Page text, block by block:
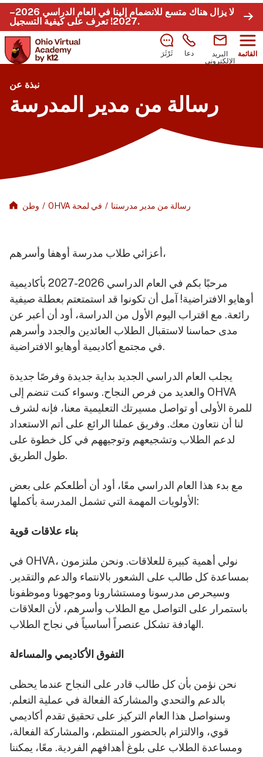
لا يزال هناك متسع للانضمام إلينا في العام الدراسي 2026–
2027! تعرف على كيفية التسجيل .
ثَرْثَرَ دعا
البريد
الإلكتروني
القائمة
نبذة عن
رسالة من مدير المدرسة
وطن / OHVA في لمحة / رسالة من مدير مدرستنا
أعزائي طلاب مدرسة أوهفا وأسرهم،
مرحبًا بكم في العام الدراسي 2026-2027 بأكاديمية
أوهايو الافتراضية! آمل أن تكونوا قد استمتعتم بعطلة صيفية
رائعة. مع اقتراب اليوم الأول من الدراسة، أود أن أعبر عن
مدى حماسنا لاستقبال الطلاب العائدين والجدد وأسرهم
في مجتمع أكاديمية أوهايو الافتراضية.
يجلب العام الدراسي الجديد بداية جديدة وفرصًا جديدة
والعديد من فرص النجاح. وسواء كنت تنضم إلى OHVA
للمرة الأولى أو تواصل مسيرتك التعليمية معنا، فإنه لشرف
لنا أن نتعاون معك. وفريق عملنا الرائع على أتم الاستعداد
لدعم الطلاب وتشجيعهم وتوجيههم في كل خطوة على
طول الطريق.
مع بدء هذا العام الدراسي معًا، أود أن أطلعكم على بعض
الأولويات المهمة التي تشمل المدرسة بأكملها:
بناء علاقات قوية
في OHVA، نولي أهمية كبيرة للعلاقات. ونحن ملتزمون
بمساعدة كل طالب على الشعور بالانتماء والدعم والتقدير.
وسيحرص مدرسونا ومستشارونا وموجهونا وموظفونا
باستمرار على التواصل مع الطلاب وأسرهم، لأن العلاقات
الهادفة تشكل عنصراً أساسياً في نجاح الطلاب.
التفوق الأكاديمي والمساءلة
نحن نؤمن بأن كل طالب قادر على النجاح عندما يحظى
بالدعم والتحدي والمشاركة الفعالة في عملية التعلم.
وسنواصل هذا العام التركيز على تحقيق تقدم أكاديمي
قوي، والالتزام بالحضور المنتظم، والمشاركة الفعالة،
ومساعدة الطلاب على بلوغ أهدافهم الفردية. معًا، يمكننا